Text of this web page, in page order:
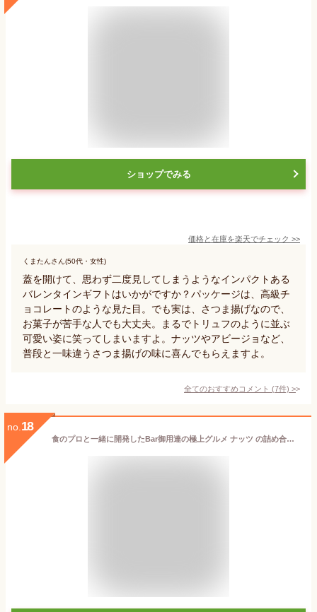
ショップでみる
価格と在庫を楽天でチェック >>
くまたんさん(50代・女性)
蓋を開けて、思わず二度見してしまうようなインパクトある
バレンタインギフトはいかがですか？パッケージは、高級チ
ョコレートのような見た目。でも実は、さつま揚げなので、
お菓子が苦手な人でも大丈夫。まるでトリュフのように並ぶ
可愛い姿に笑ってしまいますよ。ナッツやアビージョなど、
普段と一味違うさつま揚げの味に喜んでもらえますよ。
全てのおすすめコメント (7件) >
no. 18
食のプロと一緒に開発したBar御用達の極上グルメ ナッツ の詰め合わせ オリジナルナッツギフトボックス アーモンド くるみ カシューナッツ マカダミアナッツ 燻製ナッツ ミックスナッツ ギフト プレゼント 記念日 お祝い 贈答